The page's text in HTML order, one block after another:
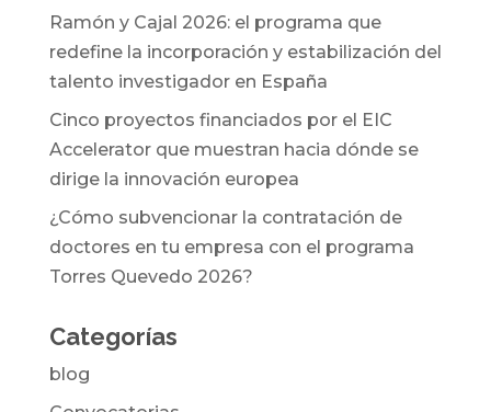
Ramón y Cajal 2026: el programa que
redefine la incorporación y estabilización del
talento investigador en España
Cinco proyectos financiados por el EIC
Accelerator que muestran hacia dónde se
dirige la innovación europea
¿Cómo subvencionar la contratación de
doctores en tu empresa con el programa
Torres Quevedo 2026?
Categorías
blog